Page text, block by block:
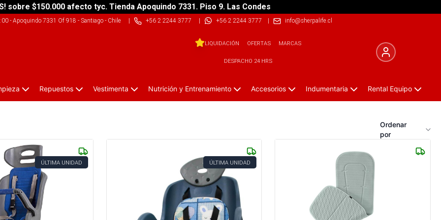
sobre $150.000 afecto tyc. Tienda Apoquindo 7331. Piso 9. Las Condes
- Apoquindo 7331 Of 918 - Santiago - Chile| +56 2 2244 3777 | +56 2 2244 3777 | info@sherpalife.cl
LIQUIDACIÓN OFERTAS MARCAS
DESPACHO 24 HRS
Repuestos Vestimenta Nutrición y Entrenamiento Accesorios Indumentaria Rental Equipo
Ordenar
por
ÚLTIMA UNIDAD ÚLTIMA UNIDAD